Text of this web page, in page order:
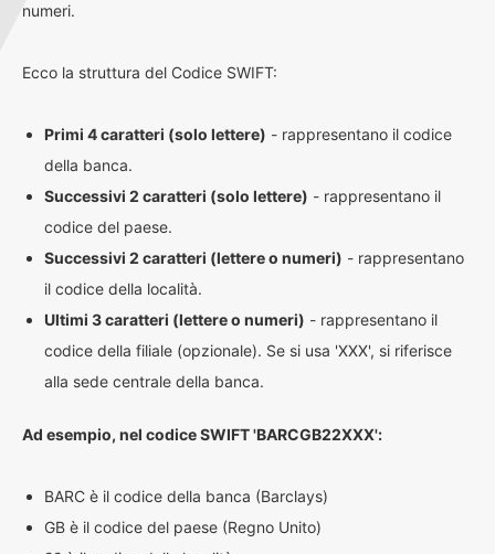
numeri.
Ecco la struttura del Codice SWIFT:
Primi 4 caratteri (solo lettere) - rappresentano il codice
della banca.
Successivi 2 caratteri (solo lettere) - rappresentano il
codice del paese.
Successivi 2 caratteri (lettere o numeri) - rappresentano
il codice della località.
Ultimi 3 caratteri (lettere o numeri) - rappresentano il
codice della filiale (opzionale). Se si usa 'XXX', si riferisce
alla sede centrale della banca.
Ad esempio, nel codice SWIFT 'BARCGB22XXX':
BARC è il codice della banca (Barclays)
GB è il codice del paese (Regno Unito)